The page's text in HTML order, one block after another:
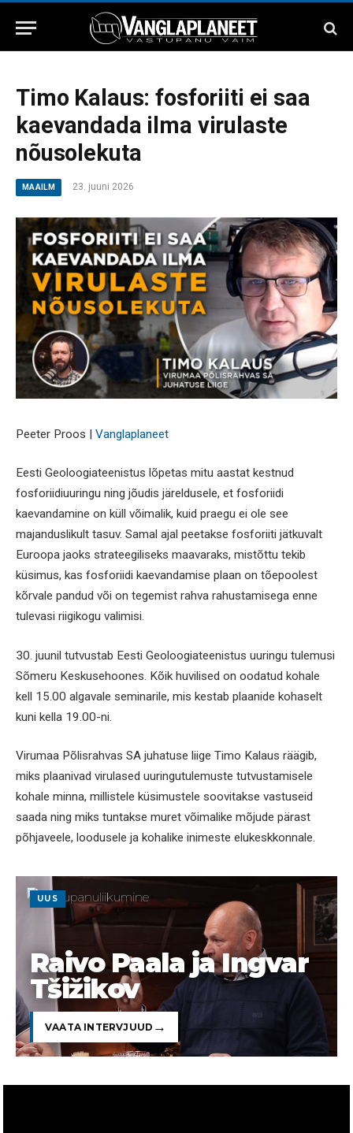
Timo Kalaus: fosforiiti ei saa
kaevandada ilma virulaste
nõusolekuta
MAAILM 23. juuni 2026
Peeter Proos | Vanglaplaneet
Eesti Geoloogiateenistus lõpetas mitu aastat kestnud
fosforiidiuuringu ning jõudis järeldusele, et fosforiidi
kaevandamine on küll võimalik, kuid praegu ei ole see
majanduslikult tasuv. Samal ajal peetakse fosforiiti jätkuvalt
Euroopa jaoks strateegiliseks maavaraks, mistõttu tekib
küsimus, kas fosforiidi kaevandamise plaan on tõepoolest
kõrvale pandud või on tegemist rahva rahustamisega enne
tulevasi riigikogu valimisi.
30. juunil tutvustab Eesti Geoloogiateenistus uuringu tulemusi
Sõmeru Keskusehoones. Kõik huvilised on oodatud kohale
kell 15.00 algavale seminarile, mis kestab plaanide kohaselt
kuni kella 19.00-ni.
Virumaa Põlisrahvas SA juhatuse liige Timo Kalaus räägib,
miks plaanivad virulased uuringutulemuste tutvustamisele
kohale minna, millistele küsimustele soovitakse vastuseid
saada ning miks tuntakse muret võimalike mõjude pärast
põhjaveele, loodusele ja kohalike inimeste elukeskkonnale.
UUS
Raivo Paala ja Ingvar
Tšižikov
VAATA INTERVJUUD